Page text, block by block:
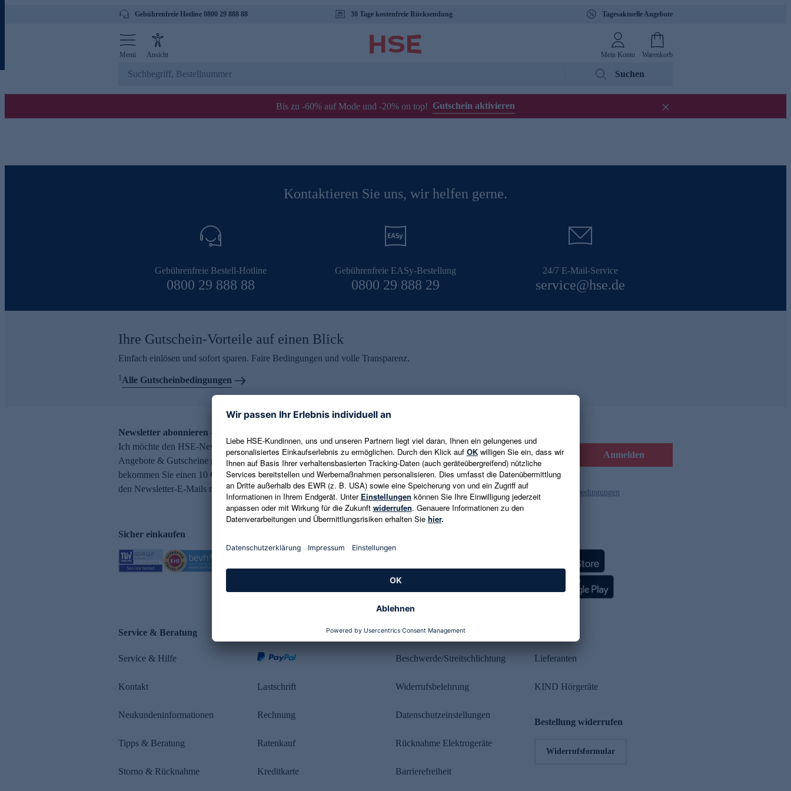
Gebührenfreie Hotline 0800 29 888 88 30 Tage kostenfreie Rücksendung Tagesaktuelle Angebote
Menü Ansicht Mein Konto Warenkorb
Suchen
Bis zu -60% auf Mode und -20% on top! Gutschein aktivieren
Kontaktieren Sie uns, wir helfen gerne.
Gebührenfreie Bestell-Hotline
0800 29 888 88
Gebührenfreie EASy-Bestellung
0800 29 888 29
24/7 E-Mail-Service
service@hse.de
Ihre Gutschein-Vorteile auf einen Blick
Einfach einlösen und sofort sparen. Faire Bedingungen und volle Transparenz.
1Alle Gutscheinbedingungen
Newsletter abonnieren – 10 € Gutschein erhalten
Ich möchte den HSE-Newsletter abonnieren und aktuelle Trends,
Angebote & Gutscheine per E-Mail erhalten. Als Dankeschön
bekommen Sie einen 10 € Gutschein. Eine Abmeldung ist jederzeit in
den Newsletter-E-Mails möglich.
E-Mail-Adresse eingeben Anmelden
Es gelten die Datenschutzrichtlinien und die Gutscheinbedingungen
Sicher einkaufen
Service & Beratung
Service & Hilfe
Kontakt
Neukundeninformationen
Tipps & Beratung
Storno & Rücknahme
Lastschrift
Rechnung
Ratenkauf
Kreditkarte
Rechtliches
Beschwerde/Streitschlichtung
Widerrufsbelehrung
Datenschutzeinstellungen
Rücknahme Elektrogeräte
Barrierefreiheit
Lieferanten
KIND Hörgeräte
Bestellung widerrufen
Widerrufsformular